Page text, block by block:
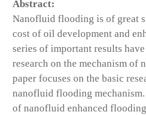
Abstract:
Nanofluid flooding is of great
cost of oil development and
series of important results
research on the mechanism
paper focuses on the basic
nanofluid flooding
of nanofluid enhanced